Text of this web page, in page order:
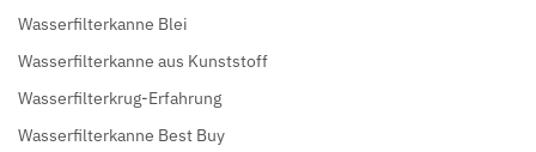
Wasserfilterkanne Blei
Wasserfilterkanne aus Kunststoff
Wasserfilterkrug-Erfahrung
Wasserfilterkanne Best Buy